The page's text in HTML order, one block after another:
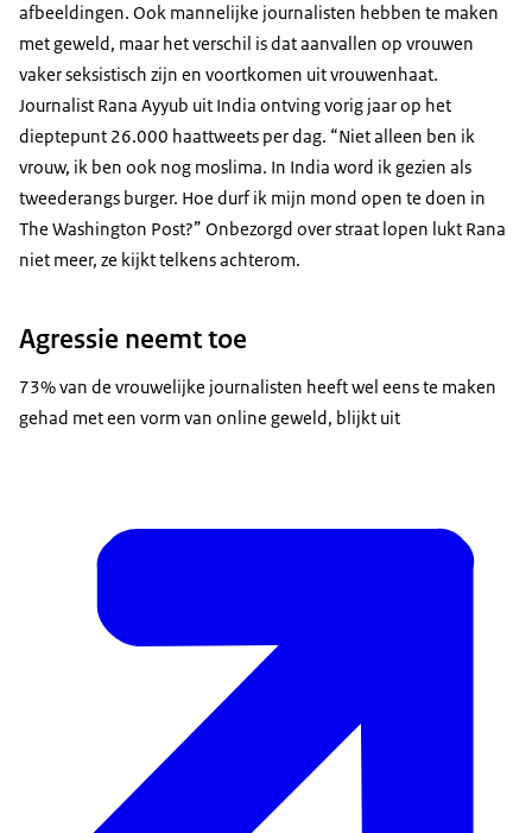
afbeeldingen. Ook mannelijke journalisten hebben te maken
met geweld, maar het verschil is dat aanvallen op vrouwen
vaker seksistisch zijn en voortkomen uit vrouwenhaat.
Journalist Rana Ayyub uit India ontving vorig jaar op het
dieptepunt 26.000 haattweets per dag. “Niet alleen ben ik
vrouw, ik ben ook nog moslima. In India word ik gezien als
tweederangs burger. Hoe durf ik mijn mond open te doen in
The Washington Post?” Onbezorgd over straat lopen lukt Rana
niet meer, ze kijkt telkens achterom.
Agressie neemt toe
73% van de vrouwelijke journalisten heeft wel eens te maken
gehad met een vorm van online geweld, blijkt uit